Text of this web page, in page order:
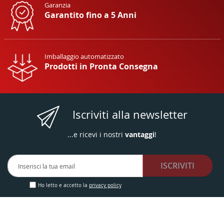
Garanzia
Garantito fino a 5 Anni
Imballaggio automatizzato
Prodotti in Pronta Consegna
Iscriviti alla newsletter
...e ricevi i nostri vantaggi!
Iscriviti
alla
nostra
Newsletter:
Ho letto e accetto la privacy policy
ISCRIVITI